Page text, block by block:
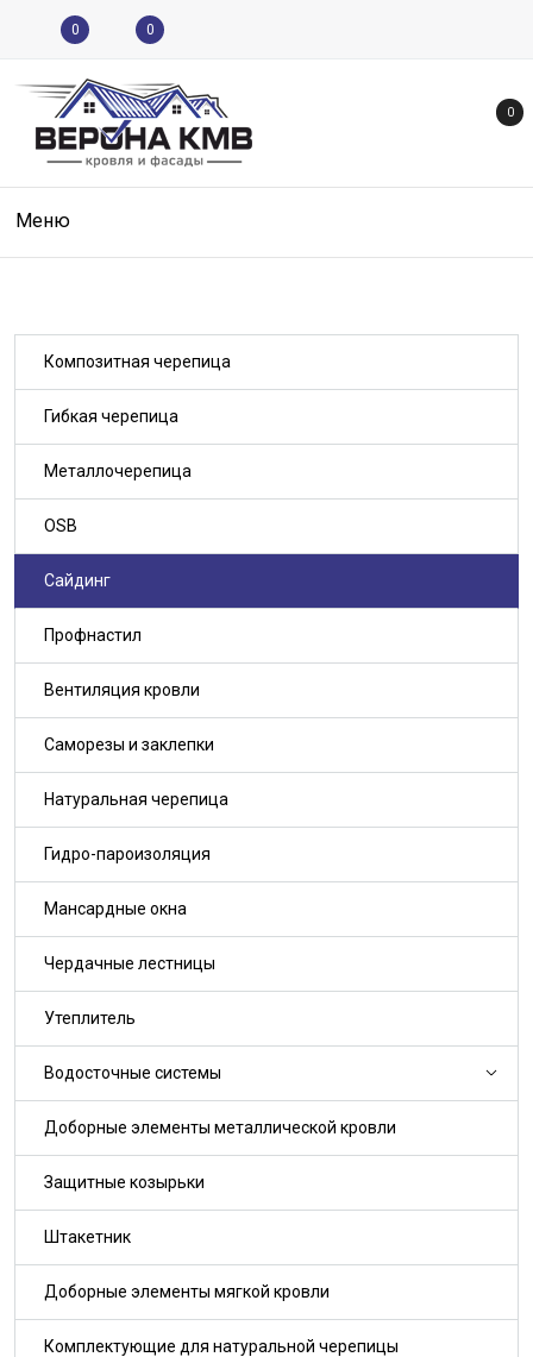
0 0
0
Меню
Композитная черепица
Гибкая черепица
Металлочерепица
OSB
Сайдинг
Профнастил
Вентиляция кровли
Саморезы и заклепки
Натуральная черепица
Гидро-пароизоляция
Мансардные окна
Чердачные лестницы
Утеплитель
Водосточные системы
Доборные элементы металлической кровли
Защитные козырьки
Штакетник
Доборные элементы мягкой кровли
Комплектующие для натуральной черепицы